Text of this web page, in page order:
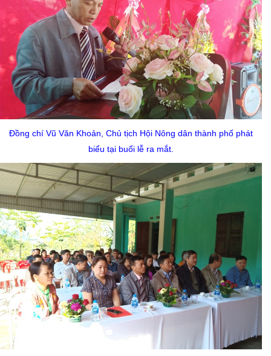
Đồng chí Vũ Văn Khoản, Chủ tịch Hội Nông dân thành phố phát
biểu tại buổi lễ ra mắt.